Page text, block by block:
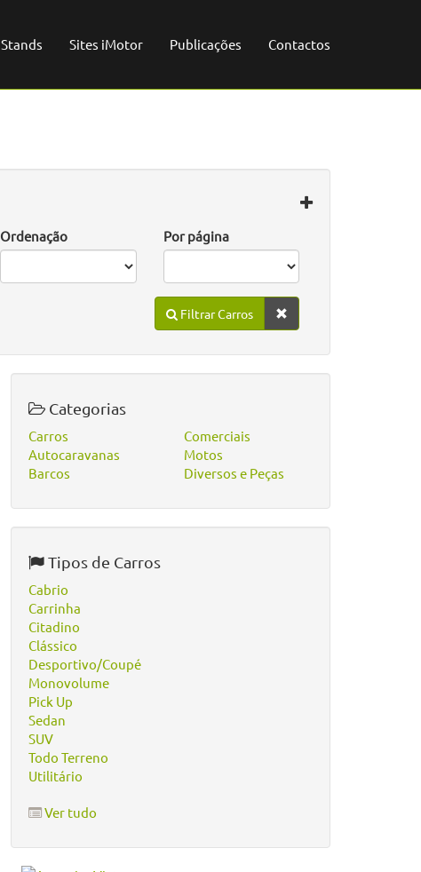
Stands Sites iMotor Publicações Contactos
Ordenação Por página
Filtrar Carros
Categorias
Carros
Autocaravanas
Barcos
Comerciais
Motos
Diversos e Peças
Tipos de Carros
Cabrio
Carrinha
Citadino
Clássico
Desportivo/Coupé
Monovolume
Pick Up
Sedan
SUV
Todo Terreno
Utilitário
Ver tudo